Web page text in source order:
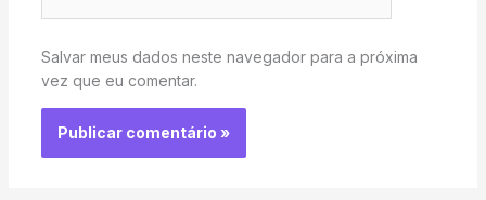
Salvar meus dados neste navegador para a próxima
vez que eu comentar.